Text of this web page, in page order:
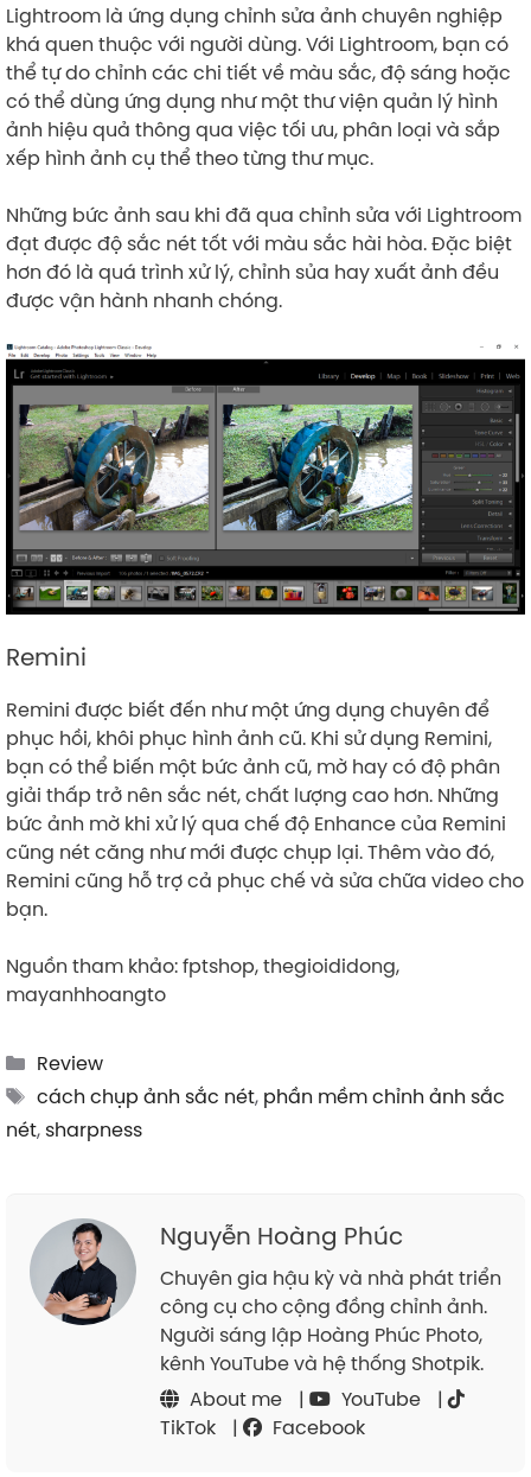
Lightroom là ứng dụng chỉnh sửa ảnh chuyên nghiệp
khá quen thuộc với người dùng. Với Lightroom, bạn có
thể tự do chỉnh các chi tiết về màu sắc, độ sáng hoặc
có thể dùng ứng dụng như một thư viện quản lý hình
ảnh hiệu quả thông qua việc tối ưu, phân loại và sắp
xếp hình ảnh cụ thể theo từng thư mục.
Những bức ảnh sau khi đã qua chỉnh sửa với Lightroom
đạt được độ sắc nét tốt với màu sắc hài hòa. Đặc biệt
hơn đó là quá trình xử lý, chỉnh sủa hay xuất ảnh đều
được vận hành nhanh chóng.
Remini
Remini được biết đến như một ứng dụng chuyên để
phục hồi, khôi phục hình ảnh cũ. Khi sử dụng Remini,
bạn có thể biến một bức ảnh cũ, mờ hay có độ phân
giải thấp trở nên sắc nét, chất lượng cao hơn. Những
bức ảnh mờ khi xử lý qua chế độ Enhance của Remini
cũng nét căng như mới được chụp lại. Thêm vào đó,
Remini cũng hỗ trợ cả phục chế và sửa chữa video cho
bạn.
Nguồn tham khảo: fptshop, thegioididong,
mayanhhoangto
Categories
Review
Tags
cách chụp ảnh sắc nét, phần mềm chỉnh ảnh sắc
nét,sharpness
Nguyễn Hoàng Phúc
Chuyên gia hậu kỳ và nhà phát triển
công cụ cho cộng đồng chỉnh ảnh.
Người sáng lập Hoàng Phúc Photo,
kênh YouTube và hệ thống Shotpik.
About me
| YouTube
|
TikTok
| Facebook